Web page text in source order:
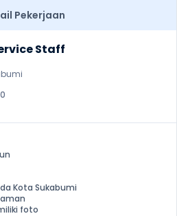
Pekerjaan
Staff
Kota Sukabumi
foto